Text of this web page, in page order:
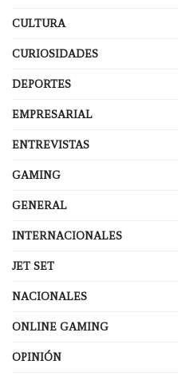
CULTURA
CURIOSIDADES
DEPORTES
EMPRESARIAL
ENTREVISTAS
GAMING
GENERAL
INTERNACIONALES
JET SET
NACIONALES
ONLINE GAMING
OPINIÓN